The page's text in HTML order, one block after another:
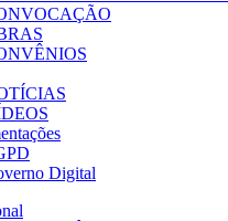
Digital